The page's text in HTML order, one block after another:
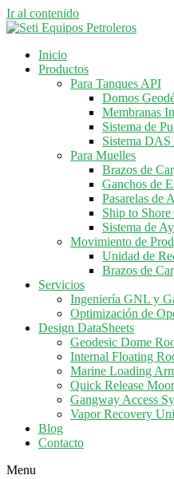
Ir al contenido
Inicio
Productos
Para Tanques API
Domos
Membranas
Sistema de
Sistema
Para Muelles
Brazos de
Ganchos de
Pasarelas de
Ship to
Sistema de
Movimiento de
Unidad de
Brazos de
Servicios
Ingeniería GNL y
Optimización de
Design DataSheets
Geodesic Dome
Internal Floating
Marine Loading
Quick Release
Gangway Access
Vapor Recovery
Blog
Contacto
Menu